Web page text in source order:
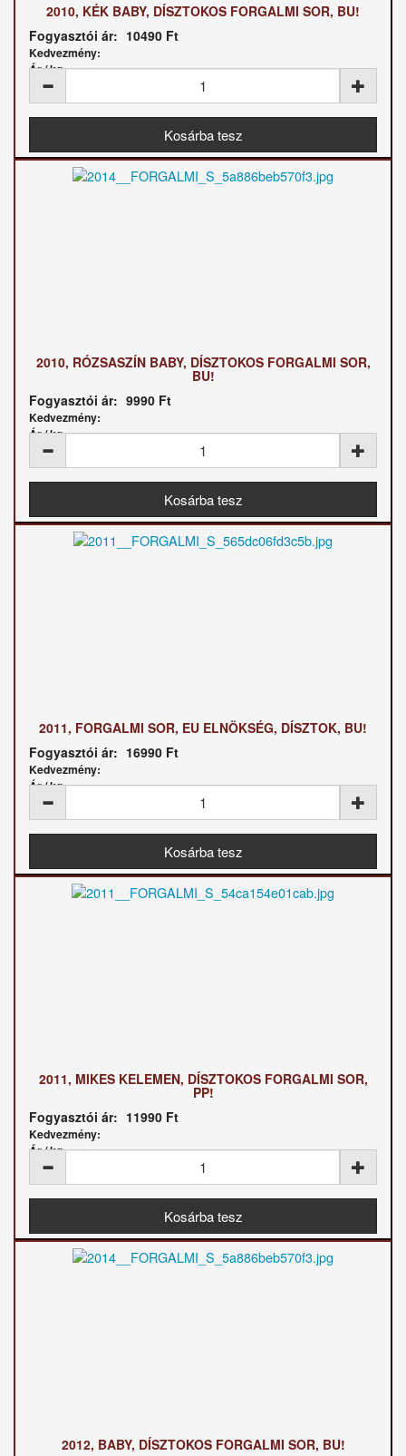
2010, KÉK BABY, DÍSZTOKOS FORGALMI SOR, BU!
Fogyasztói ár: 10490 Ft
Kedvezmény:
Ár / kg:
2010, RÓZSASZÍN BABY, DÍSZTOKOS FORGALMI SOR,
BU!
Fogyasztói ár: 9990 Ft
Kedvezmény:
Ár / kg:
2011, FORGALMI SOR, EU ELNÖKSÉG, DÍSZTOK, BU!
Fogyasztói ár: 16990 Ft
Kedvezmény:
Ár / kg:
2011, MIKES KELEMEN, DÍSZTOKOS FORGALMI SOR,
PP!
Fogyasztói ár: 11990 Ft
Kedvezmény:
Ár / kg:
2012, BABY, DÍSZTOKOS FORGALMI SOR, BU!